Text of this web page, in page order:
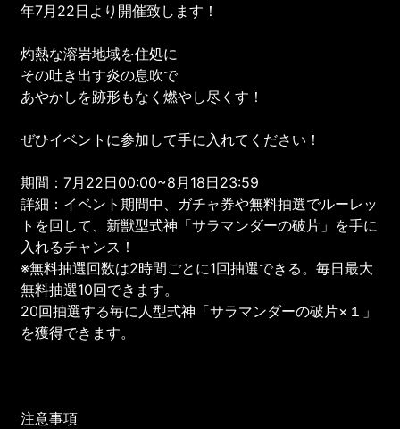
年7月22日より開催致します！
灼熱な溶岩地域を住処に
その吐き出す炎の息吹で
あやかしを跡形もなく燃やし尽くす！
ぜひイベントに参加して手に入れてください！
期間：7月22日00:00~8月18日23:59
詳細：イベント期間中、ガチャ券や無料抽選でルーレッ
トを回して、新獣型式神「サラマンダーの破片」を手に
入れるチャンス！
※無料抽選回数は2時間ごとに1回抽選できる。毎日最大
無料抽選10回できます。
20回抽選する毎に人型式神「サラマンダーの破片×１」
を獲得できます。
注意事項